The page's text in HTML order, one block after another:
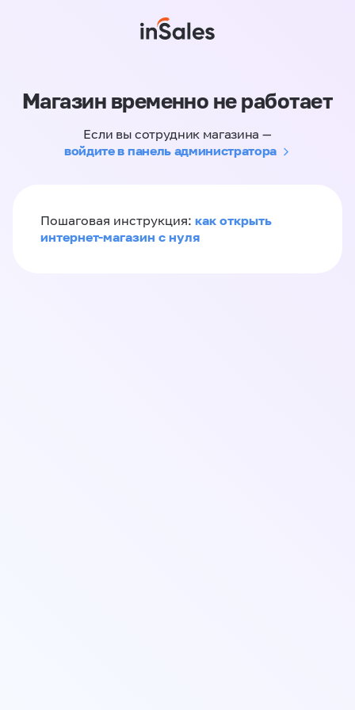
Магазин временно не работает
Если вы сотрудник магазина —
войдите в панель администратора
Пошаговая инструкция: как открыть
интернет-магазин с нуля